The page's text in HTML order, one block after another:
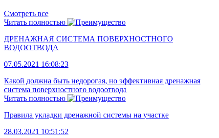
Смотреть все
Читать полностью
ДРЕНАЖНАЯ СИСТЕМА ПОВЕРХНОСТНОГО
ВОДООТВОДА
07.05.2021 16:08:23
Какой должна быть недорогая, но эффективная дренажная
система поверхностного водоотвода
Читать полностью
Правила укладки дренажной системы на участке
28.03.2021 10:51:52